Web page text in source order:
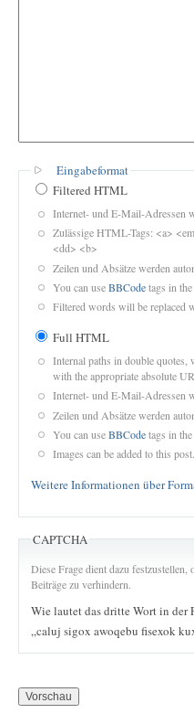
Eingabeformat
Filtered HTML
Internet- und E-Mail-Adressen
Zulässige HTML-Tags: <a>
<dd> <b>
Zeilen und Absätze werden
You can useBBCodetags in
Filtered words will be replaced
Full HTML
Internal paths in double quotes,
with the appropriate absolute
Internet- und E-Mail-Adressen
Zeilen und Absätze werden
You can useBBCodetags in
Images can be added to this post.
Weitere Informationen über
CAPTCHA
Diese Frage dient dazu
Beiträge zu verhindern.
Wie lautet das dritte Wort in der
„caluj sigox awoqebu fisexok